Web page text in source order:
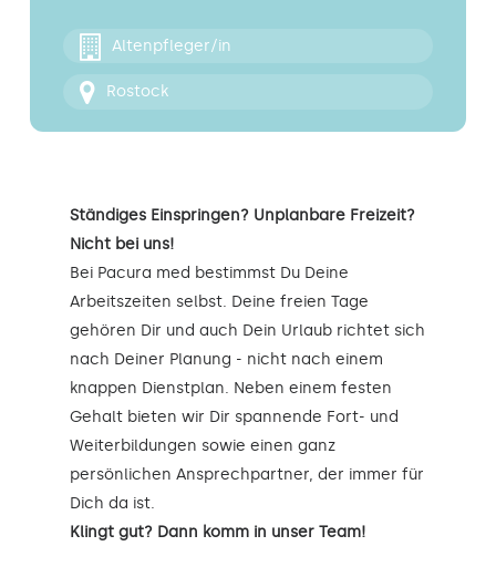
Altenpfleger/in
Rostock
Ständiges Einspringen? Unplanbare Freizeit?
Nicht bei uns!
Bei Pacura med bestimmst Du Deine
Arbeitszeiten selbst. Deine freien Tage
gehören Dir und auch Dein Urlaub richtet sich
nach Deiner Planung - nicht nach einem
knappen Dienstplan. Neben einem festen
Gehalt bieten wir Dir spannende Fort- und
Weiterbildungen sowie einen ganz
persönlichen Ansprechpartner, der immer für
Dich da ist.
Klingt gut? Dann komm in unser Team!